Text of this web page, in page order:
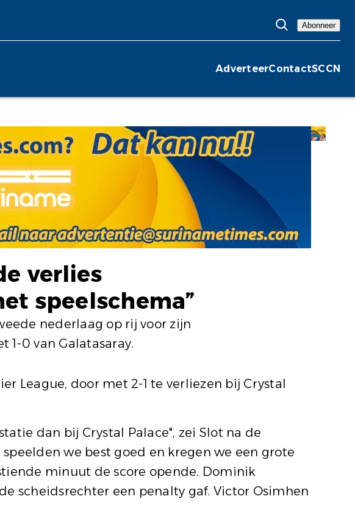
Abonneer
AdverteerContactSCCN
verlies
speelschema”
nederlaag op rij voor zijn
1-0 van Galatasaray.
League, door met 2-1 te verliezen bij Crystal
dan bij Crystal Palace", zei Slot na de
we best goed en kregen we een grote
minuut de score opende. Dominik
scheidsrechter een penalty gaf. Victor Osimhen